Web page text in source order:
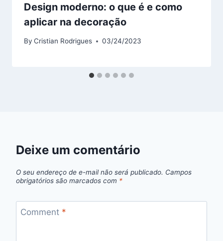
Design moderno: o que é e como
aplicar na decoração
By Cristian Rodrigues 03/24/2023
Deixe um comentário
O seu endereço de e-mail não será publicado. Campos
obrigatórios são marcados com *
Comment *